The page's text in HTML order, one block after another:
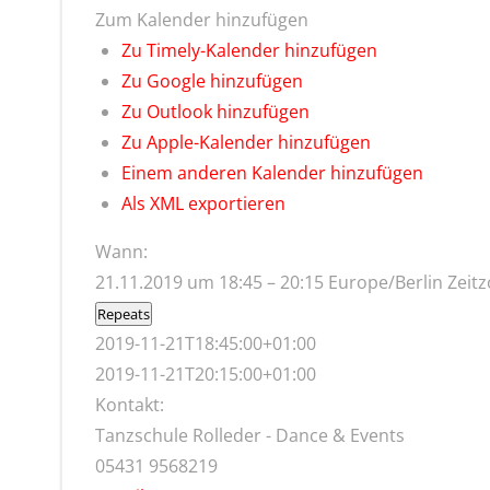
Zum Kalender hinzufügen
Zu Timely-Kalender hinzufügen
Zu Google hinzufügen
Zu Outlook hinzufügen
Zu Apple-Kalender hinzufügen
Einem anderen Kalender hinzufügen
Als XML exportieren
Wann:
21.11.2019 um 18:45 – 20:15 Europe/Berlin
Repeats
2019-11-21T18:45:00+01:00
2019-11-21T20:15:00+01:00
Kontakt:
Tanzschule Rolleder - Dance & Events
05431 9568219